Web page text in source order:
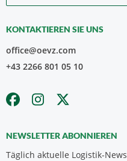
KONTAKTIEREN SIE UNS
office@oevz.com
+43 2266 801 05 10
NEWSLETTER ABONNIEREN
Täglich aktuelle Logistik-